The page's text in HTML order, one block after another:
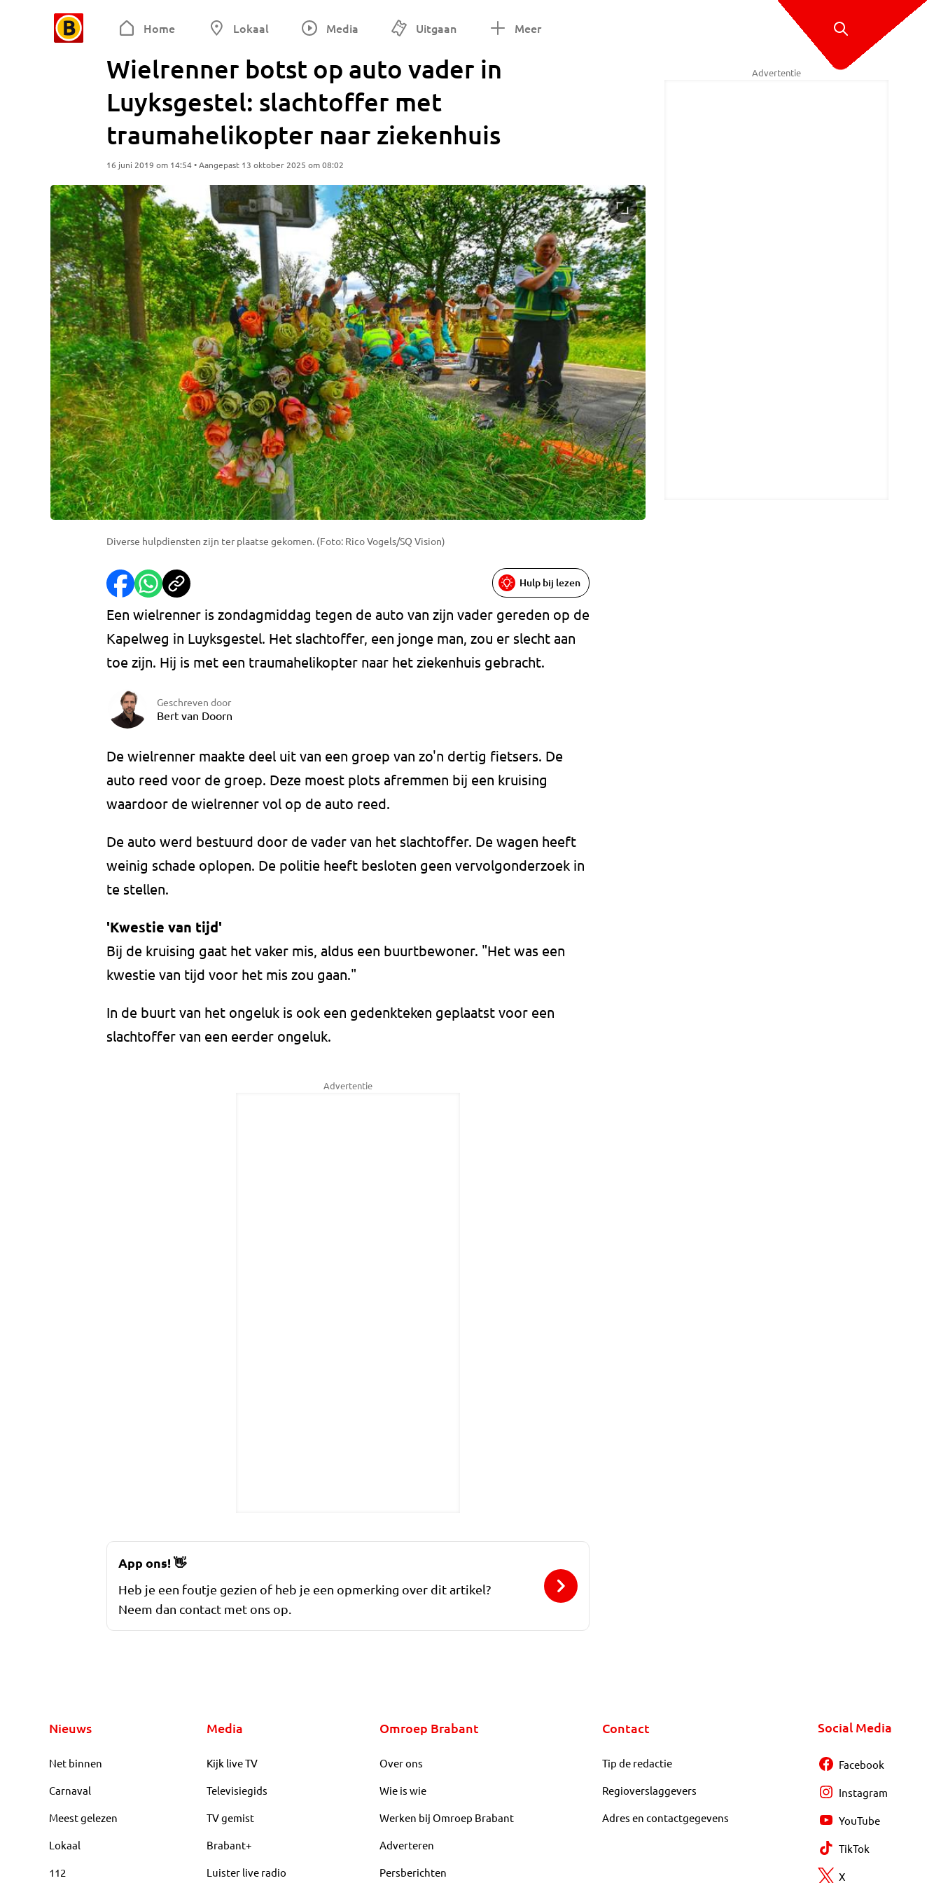
Home Lokaal Media Uitgaan Meer
Wielrenner botst op auto vader in
Luyksgestel: slachtoffer met
traumahelikopter naar ziekenhuis
16 juni 2019 om 14:54 • Aangepast 13 oktober 2025 om 08:02
Diverse hulpdiensten zijn ter plaatse gekomen. (Foto: Rico Vogels/SQ Vision)
Hulp bij lezen
Een wielrenner is zondagmiddag tegen de auto van zijn vader gereden op de
Kapelweg in Luyksgestel. Het slachtoffer, een jonge man, zou er slecht aan
toe zijn. Hij is met een traumahelikopter naar het ziekenhuis gebracht.
Geschreven door
Bert van Doorn
De wielrenner maakte deel uit van een groep van zo'n dertig fietsers. De
auto reed voor de groep. Deze moest plots afremmen bij een kruising
waardoor de wielrenner vol op de auto reed.
De auto werd bestuurd door de vader van het slachtoffer. De wagen heeft
weinig schade oplopen. De politie heeft besloten geen vervolgonderzoek in
te stellen.
'Kwestie van tijd'
Bij de kruising gaat het vaker mis, aldus een buurtbewoner. "Het was een
kwestie van tijd voor het mis zou gaan."
In de buurt van het ongeluk is ook een gedenkteken geplaatst voor een
slachtoffer van een eerder ongeluk.
Advertentie
Advertentie
App ons!👋
Heb je een foutje gezien of heb je een opmerking over dit artikel?
Neem dan contact met ons op.
Nieuws
Net binnen
Carnaval
Meest gelezen
Lokaal
112
Media
Kijk live TV
Televisiegids
TV gemist
Brabant+
Luister live radio
Omroep Brabant
Over ons
Wie is wie
Werken bij Omroep Brabant
Adverteren
Persberichten
Contact
Tip de redactie
Regioverslaggevers
Adres en contactgegevens
Social Media
Facebook
Instagram
YouTube
TikTok
X